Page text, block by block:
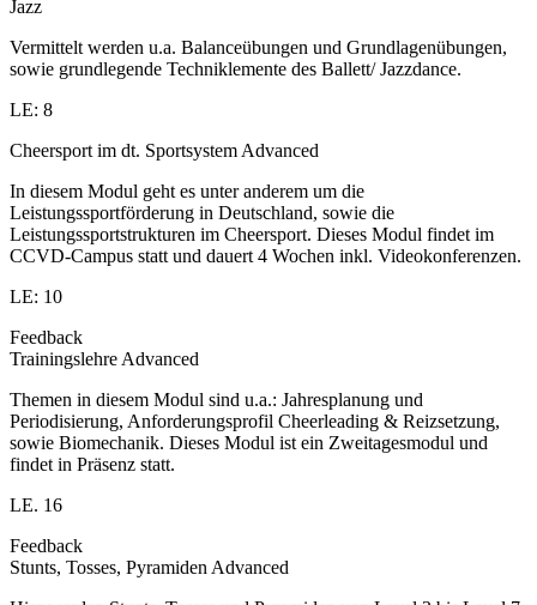
Jazz
Vermittelt werden u.a. Balanceübungen und Grundlagenübungen,
sowie grundlegende Techniklemente des Ballett/ Jazzdance.
LE: 8
Cheersport im dt. Sportsystem Advanced
In diesem Modul geht es unter anderem um die
Leistungssportförderung in Deutschland, sowie die
Leistungssportstrukturen im Cheersport. Dieses Modul findet im
CCVD-Campus statt und dauert 4 Wochen inkl. Videokonferenzen.
LE: 10
Feedback
Trainingslehre Advanced
Themen in diesem Modul sind u.a.: Jahresplanung und
Periodisierung, Anforderungsprofil Cheerleading & Reizsetzung,
sowie Biomechanik. Dieses Modul ist ein Zweitagesmodul und
findet in Präsenz statt.
LE. 16
Feedback
Stunts, Tosses, Pyramiden Advanced